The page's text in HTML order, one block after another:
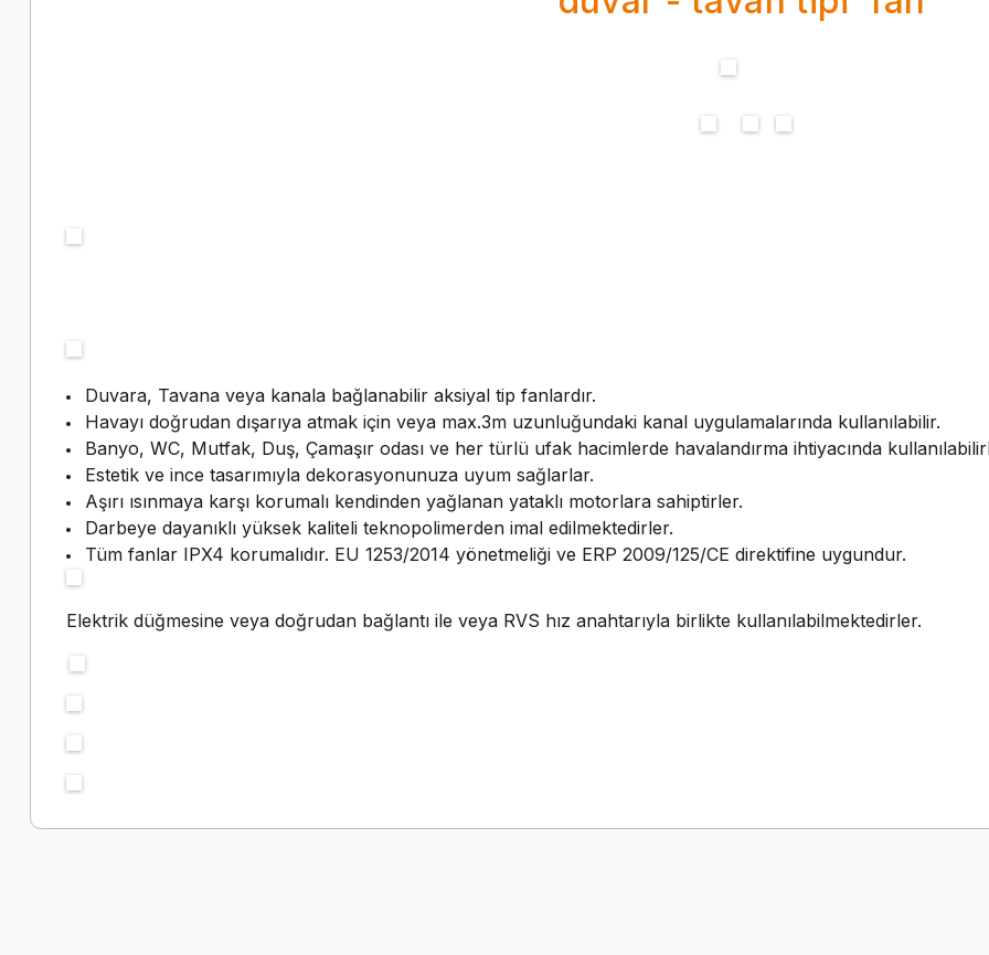
Duvara, Tavana veya kanala bağlanabilir aksiyal tip fanlardır.
Havayı doğrudan dışarıya atmak için veya max.3m uzunluğundaki kanal uygulamalarında kullanılabilir.
Banyo, WC, Mutfak, Duş, Çamaşır odası ve her türlü ufak hacimlerde havalandırma ihtiyacında
Estetik ve ince tasarımıyla dekorasyonunuza uyum sağlarlar.
Aşırı ısınmaya karşı korumalı kendinden yağlanan yataklı motorlara sahiptirler.
Darbeye dayanıklı yüksek kaliteli teknopolimerden imal edilmektedirler.
Tüm fanlar IPX4 korumalıdır. EU 1253/2014 yönetmeliği ve ERP 2009/125/CE direktifine uygundur.
Elektrik düğmesine veya doğrudan bağlantı ile veya RVS hız anahtarıyla birlikte kullanılabilmektedirler.